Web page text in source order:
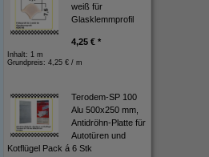
weiß für
Glasklemmprofil
4,25 € *
Inhalt: 1 m
Grundpreis: 4,25 € / m
Terodem-SP 100
Alu 500x250 mm,
Antidröhn-Platte für
Autotüren und
Kotflügel Pack á 6 Stk